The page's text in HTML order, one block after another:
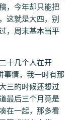
，今年却只能把
这就是大四，别
，周末基本当平
十几个人在开
事情，我一时有那
三的时候还想过
最后三个月竟是
在一起，那多看